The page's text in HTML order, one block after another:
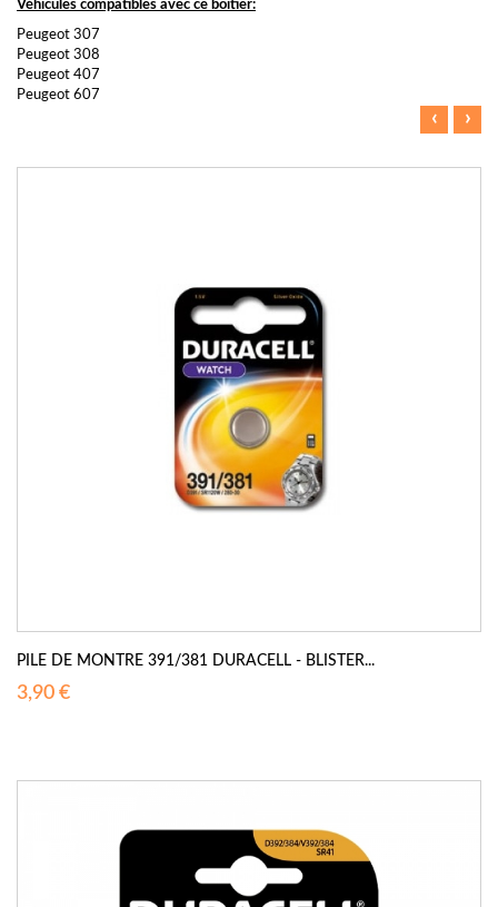
Véhicules compatibles avec ce boitier:
Peugeot 307
Peugeot 308
Peugeot 407
Peugeot 607
‹ ›
PILE DE MONTRE 391/381 DURACELL - BLISTER...
3,90 €